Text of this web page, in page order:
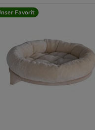
Favorit